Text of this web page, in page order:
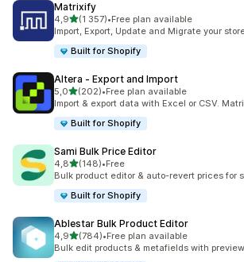
Matrixify
4,9av 5 stjerner
(1 357)
Totalt 1357 omtaler
•Free plan available
Import, Export, Update and Migrate your
Built for Shopify
Altera ‑ Export and Import
5,0av 5 stjerner
(202)
Totalt 202 omtaler
•Free plan available
Import & export data with Excel or CSV.
Built for Shopify
Sami Bulk Price Editor
4,8av 5 stjerner
(148)
Totalt 148 omtaler
•Free
Bulk product editor & auto-revert prices for
Built for Shopify
Ablestar Bulk Product Editor
4,9av 5 stjerner
(784)
Totalt 784 omtaler
•Free plan available
Bulk edit products & metafields with